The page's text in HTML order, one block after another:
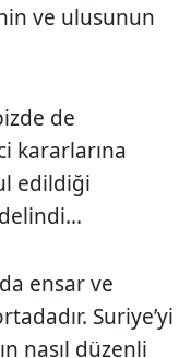
ve ulusunun
de
kararlarına
edildiği
ensar ve
Suriye’yi
nasıl düzenli